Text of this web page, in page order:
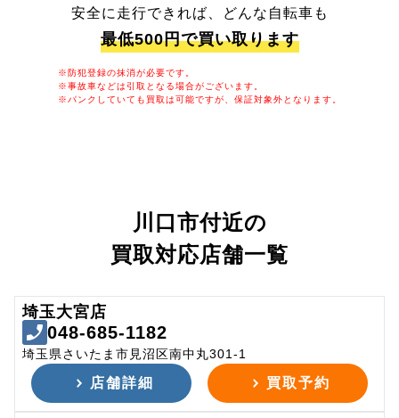
安全に走行できれば、どんな自転車も
最低500円で買い取ります
※防犯登録の抹消が必要です。
※事故車などは引取となる場合がございます。
※パンクしていても買取は可能ですが、保証対象外となります。
川口市付近の
買取対応店舗一覧
埼玉大宮店
048-685-1182
埼玉県さいたま市見沼区南中丸301-1
店舗詳細 買取予約